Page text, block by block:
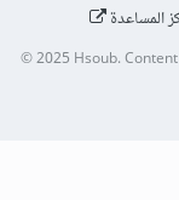
المساعدة
© 2025Hsoub.